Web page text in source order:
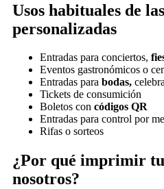
Usos habituales de
personalizadas
Entradas para conciertos,
Eventos gastronómicos o
Entradas para bodas,
Tickets de consumición
Boletos con códigos QR
Entradas para control por
Rifas o sorteos
¿Por qué imprimir
nosotros?